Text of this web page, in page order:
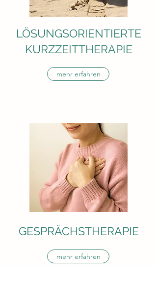
LÖSUNGSORIENTIERTE
KURZZEITTHERAPIE
mehr erfahren
GESPRÄCHSTHERAPIE
mehr erfahren